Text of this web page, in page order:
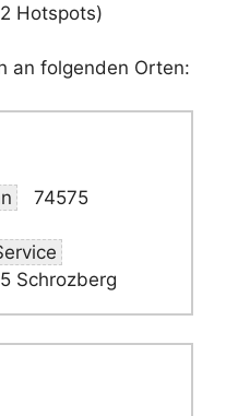
Hotspots)
an folgenden Orten:
74575
Schrozberg